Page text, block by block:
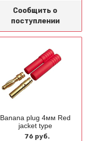
Сообщить о
поступлении
Banana plug 4мм Red
jacket type
76 руб.